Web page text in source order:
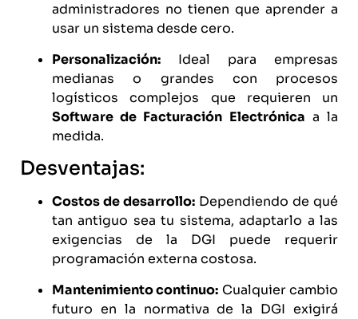
administradores no tienen que aprender a
usar un sistema desde cero.
Personalización: Ideal para empresas
medianas o grandes con procesos
logísticos complejos que requieren un
Software de Facturación Electrónica a la
medida.
Desventajas:
Costos de desarrollo: Dependiendo de qué
tan antiguo sea tu sistema, adaptarlo a las
exigencias de la DGI puede requerir
programación externa costosa.
Mantenimiento continuo: Cualquier cambio
futuro en la normativa de la DGI exigirá